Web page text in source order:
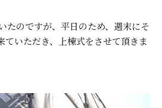
たのですが、平日のため、週末にそ
ていただき、上棟式をさせて頂きま